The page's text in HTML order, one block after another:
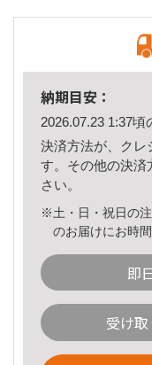
納期目安：
2026.07.23 1:37頃
決済方法が、クレ
す。その他の決済
さい。
※土・日・祝日の
のお届けにお時
即
受け